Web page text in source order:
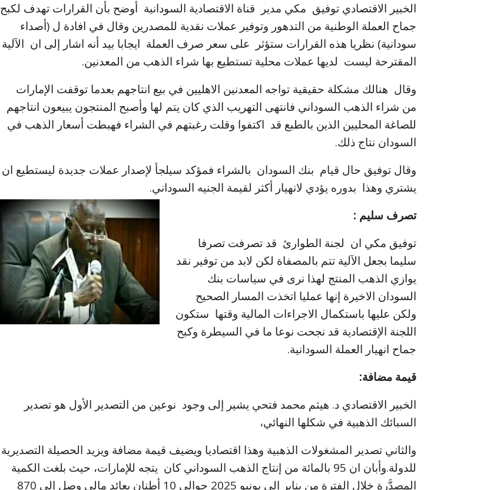
الخبير الاقتصادي توفيق مكي مدير قناة الاقتصادية السودانية أوضح بأن القرارات تهدف لكبح
جماح العملة الوطنية من التدهور وتوفير عملات نقدية للمصدرين وقال في افادة ل (أصداء
سودانية) نظريا هذه القرارات ستؤثر على سعر صرف العملة ايجابا بيد أنه اشار إلى ان الآلية
المقترحة ليست لديها عملات محلية تستطيع بها شراء الذهب من المعدنين.
وقال هنالك مشكلة حقيقية تواجه المعدنين الاهليين في بيع انتاجهم بعدما توقفت الإمارات
من شراء الذهب السوداني فانتهى التهريب الذي كان يتم لها وأصبح المنتجون يبيعون انتاجهم
للصاغة المحليين الذين بالطبع قد اكتفوا وقلت رغبتهم في الشراء فهبطت أسعار الذهب في
السودان نتاج ذلك.
وقال توفيق حال قيام بنك السودان بالشراء فمؤكد سيلجأ لإصدار عملات جديدة ليستطيع ان
يشتري وهذا بدوره يؤدي لانهيار أكثر لقيمة الجنيه السوداني.
تصرف سليم :
توفيق مكي ان لجنة الطوارئ قد تصرفت تصرفا
سليما بجعل الآلية تتم بالمصفاة لكن لابد من توفير نقد
يوازي الذهب المنتج لهذا نرى في سياسات بنك
السودان الاخيرة إنها عمليا اتخذت المسار الصحيح
ولكن عليها باستكمال الاجراءات المالية وقتها ستكون
اللجنة الإقتصادية قد نجحت نوعا ما في السيطرة وكبح
جماح انهيار العملة السودانية.
قيمة مضافة:
الخبير الاقتصادي د. هيثم محمد فتحي يشير إلى وجود نوعين من التصدير الأول هو تصدير
السبائك الذهبية في شكلها النهائي،
والثاني تصدير المشغولات الذهبية وهذا اقتصاديا ويضيف قيمة مضافة ويزيد الحصيلة التصديرية
للدولة.وأبان ان 95 بالمائة من إنتاج الذهب السوداني كان يتجه للإمارات، حيث بلغت الكمية
المصدَّرة خلال الفترة من يناير إلى يونيو 2025 حوالي 10 أطنان بعائد مالي وصل إلى 870